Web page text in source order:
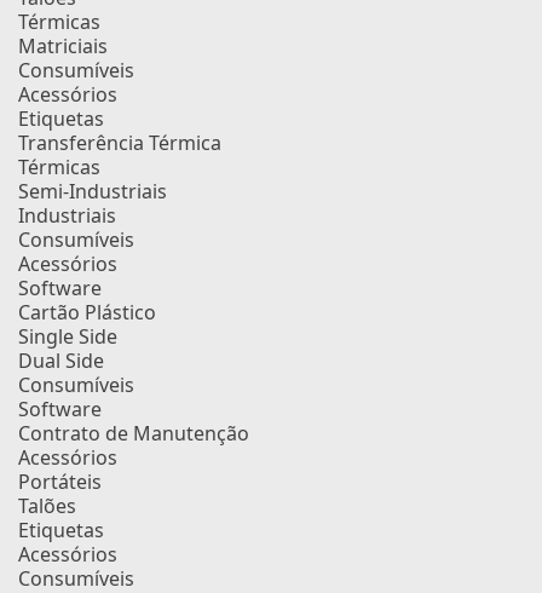
Térmicas
Matriciais
Consumíveis
Acessórios
Etiquetas
Transferência Térmica
Térmicas
Semi-Industriais
Industriais
Consumíveis
Acessórios
Software
Cartão Plástico
Single Side
Dual Side
Consumíveis
Software
Contrato de Manutenção
Acessórios
Portáteis
Talões
Etiquetas
Acessórios
Consumíveis